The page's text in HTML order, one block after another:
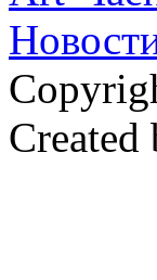
Created